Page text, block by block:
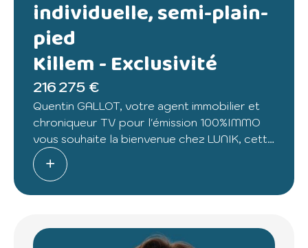
individuelle, semi-plain-
pied
Killem -Exclusivité
216 275 €
Quentin GALLOT, votre agent immobilier et
chroniqueur TV pour l'émission 100%IMMO
vous souhaite la bienvenue chez LUNIK, cette
maison semi-individuelle, semi-plain-pied à
KILLEM.
en nous le demandant par mail/message.